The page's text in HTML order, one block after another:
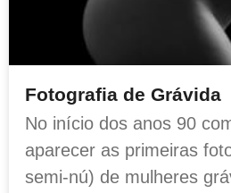
Fotografia de Grávida
No início dos anos 90
aparecer as primeiras
semi-nú) de mulheres